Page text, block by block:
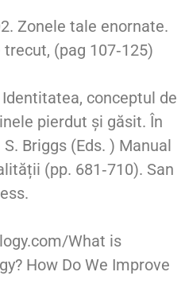
Zonele tale enornate.
(pag 107‑125)
conceptul de
pierdut și găsit. În
Briggs (Eds. ) Manual
(pp. 681‑710). San
What is
How Do We Improve